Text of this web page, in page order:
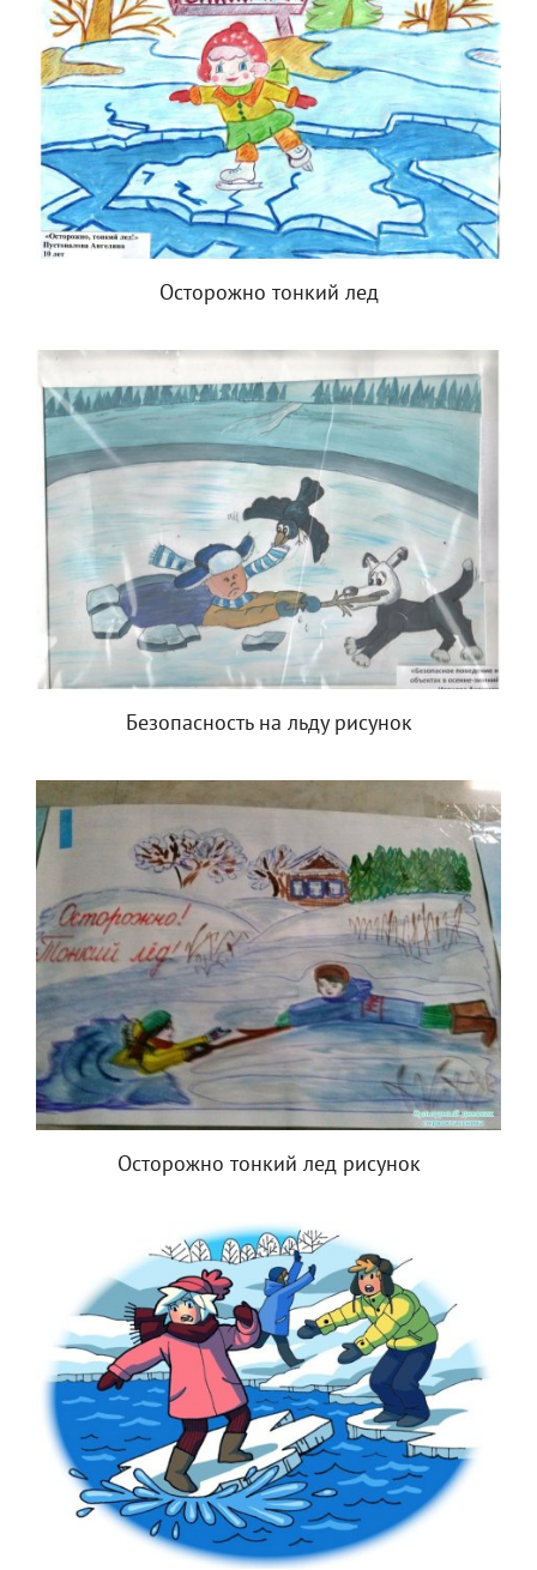
Осторожно тонкий лед
Безопасность на льду рисунок
Осторожно тонкий лед рисунок